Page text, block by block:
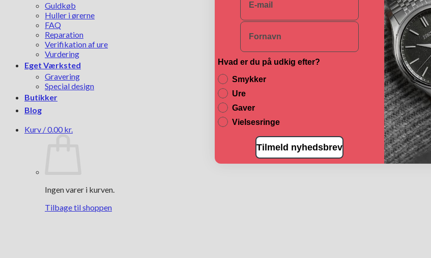
Guldkøb
Huller i ørerne
FAQ
Reparation
Verifikation af ure
Vurdering
Eget Værksted
Gravering
Special design
Butikker
Blog
Kurv /0.00 kr.
Ingen varer i kurven.
Tilbage til shoppen
Navn
Hvad er du på udkig efter?
Smykker
Ure
Gaver
Vielsesringe
Tilmeld nyhedsbrev